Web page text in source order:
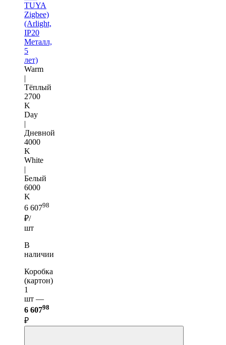
TUYA
Zigbee)
(Arlight,
IP20
Металл,
5
лет)
Warm
|
Тёплый
2700
K
Day
|
Дневной
4000
K
White
|
Белый
6000
K
6 60798
₽/
шт
В
наличии
Коробка
(картон)
1
шт —
6 60798
₽